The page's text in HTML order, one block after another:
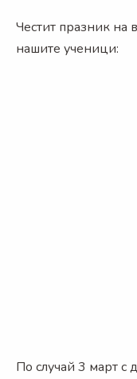
Честит празник на
нашите ученици:
По случай 3 март с